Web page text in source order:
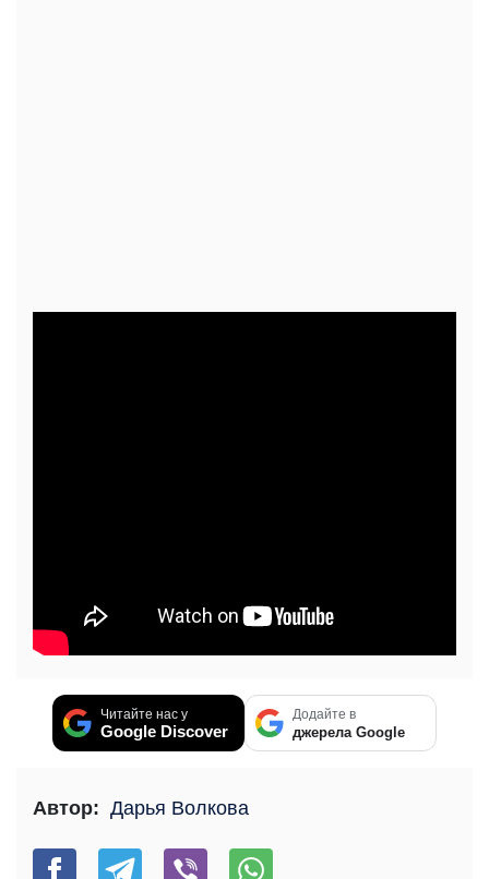
Читайте нас у
Google Discover
Додайте в
джерела Google
Автор: Дарья Волкова